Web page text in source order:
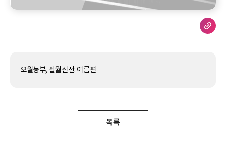
오월농부, 팔월신선: 여름편
목록